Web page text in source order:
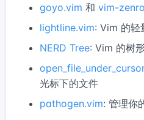
goyo.vim 和 vim-
lightline.vim: Vim 的轻
NERD Tree: Vim 的树
光标下的文件
pathogen.vim: 管理你